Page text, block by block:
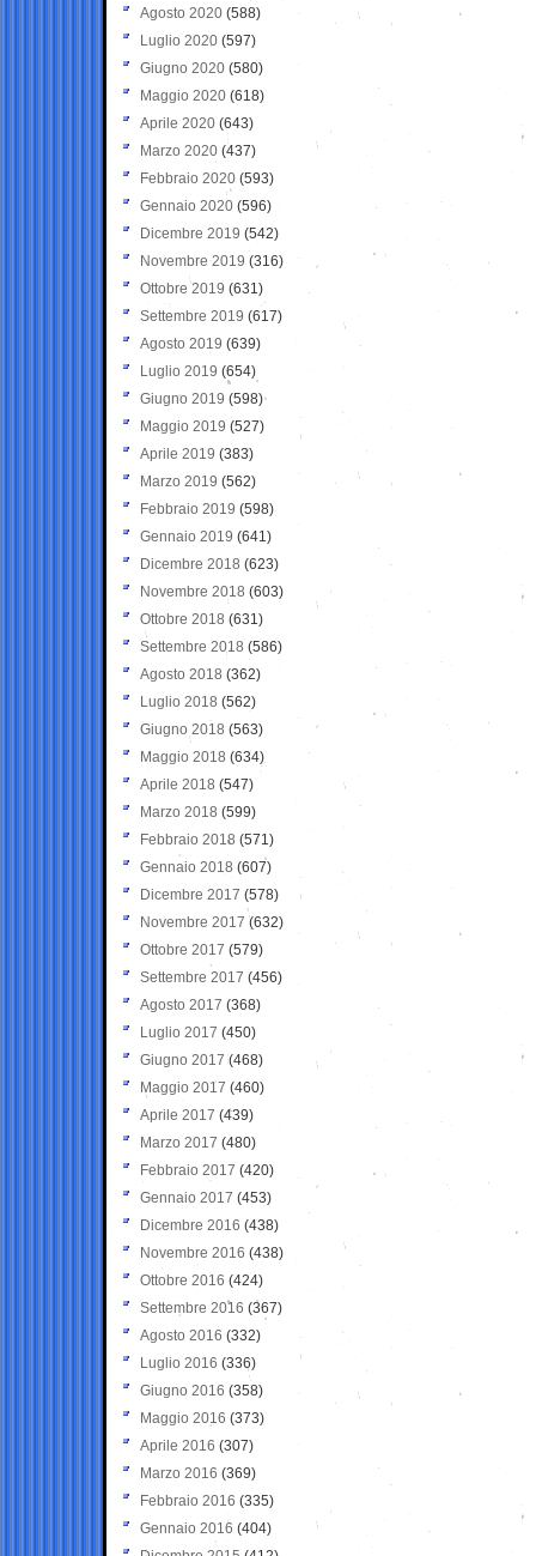
Agosto 2020 (588)
Luglio 2020 (597)
Giugno 2020 (580)
Maggio 2020 (618)
Aprile 2020 (643)
Marzo 2020 (437)
Febbraio 2020 (593)
Gennaio 2020 (596)
Dicembre 2019 (542)
Novembre 2019 (316)
Ottobre 2019 (631)
Settembre 2019 (617)
Agosto 2019 (639)
Luglio 2019 (654)
Giugno 2019 (598)
Maggio 2019 (527)
Aprile 2019 (383)
Marzo 2019 (562)
Febbraio 2019 (598)
Gennaio 2019 (641)
Dicembre 2018 (623)
Novembre 2018 (603)
Ottobre 2018 (631)
Settembre 2018 (586)
Agosto 2018 (362)
Luglio 2018 (562)
Giugno 2018 (563)
Maggio 2018 (634)
Aprile 2018 (547)
Marzo 2018 (599)
Febbraio 2018 (571)
Gennaio 2018 (607)
Dicembre 2017 (578)
Novembre 2017 (632)
Ottobre 2017 (579)
Settembre 2017 (456)
Agosto 2017 (368)
Luglio 2017 (450)
Giugno 2017 (468)
Maggio 2017 (460)
Aprile 2017 (439)
Marzo 2017 (480)
Febbraio 2017 (420)
Gennaio 2017 (453)
Dicembre 2016 (438)
Novembre 2016 (438)
Ottobre 2016 (424)
Settembre 2016 (367)
Agosto 2016 (332)
Luglio 2016 (336)
Giugno 2016 (358)
Maggio 2016 (373)
Aprile 2016 (307)
Marzo 2016 (369)
Febbraio 2016 (335)
Gennaio 2016 (404)